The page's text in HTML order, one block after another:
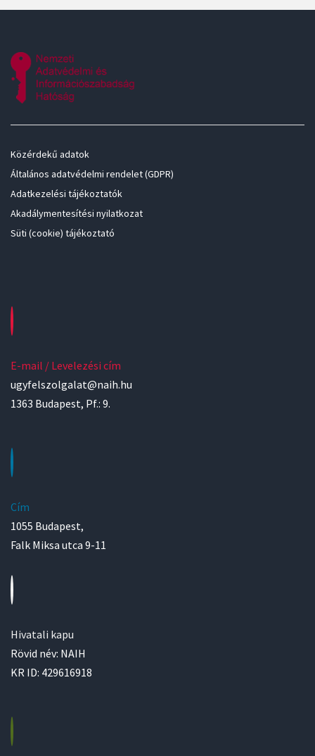
Közérdekű adatok
Általános adatvédelmi rendelet (GDPR)
Adatkezelési tájékoztatók
Akadálymentesítési nyilatkozat
Süti (cookie) tájékoztató
E-mail / Levelezési cím
ugyfelszolgalat@naih.hu
1363 Budapest, Pf.: 9.
Cím
1055 Budapest,
Falk Miksa utca 9-11
Hivatali kapu
Rövid név: NAIH
KR ID: 429616918